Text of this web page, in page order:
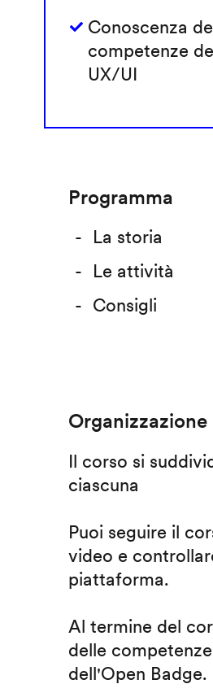
Conoscenza
competenze
UX/UI
Programma
La storia
Le attività
Consigli
Organizzazione
Il corso si
ciascuna
Puoi seguire il
video e
piattaforma.
Al termine del
delle
dell'Open Badge.